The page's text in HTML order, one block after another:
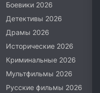
Боевики 2026
Детективы 2026
Драмы 2026
Исторические 2026
Криминальные 2026
Мультфильмы 2026
Русские фильмы 2026